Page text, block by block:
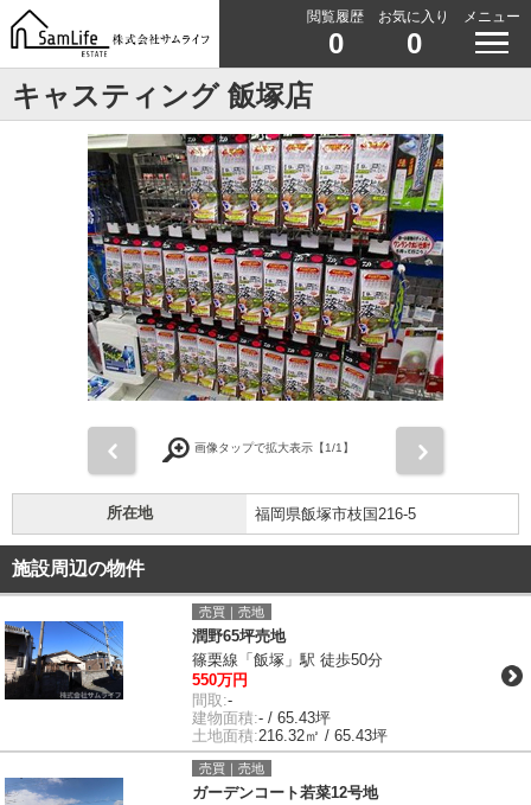
閲覧履歴
0
お気に入り
0
メニュー
キャスティング 飯塚店
画像タップで拡大表示【1/1】
所在地 福岡県飯塚市枝国216-5
施設周辺の物件
売買｜売地
潤野65坪売地
篠栗線「飯塚」駅 徒歩50分
550万円
間取:-
建物面積:- / 65.43坪
土地面積:216.32㎡ / 65.43坪
売買｜売地
ガーデンコート若菜12号地